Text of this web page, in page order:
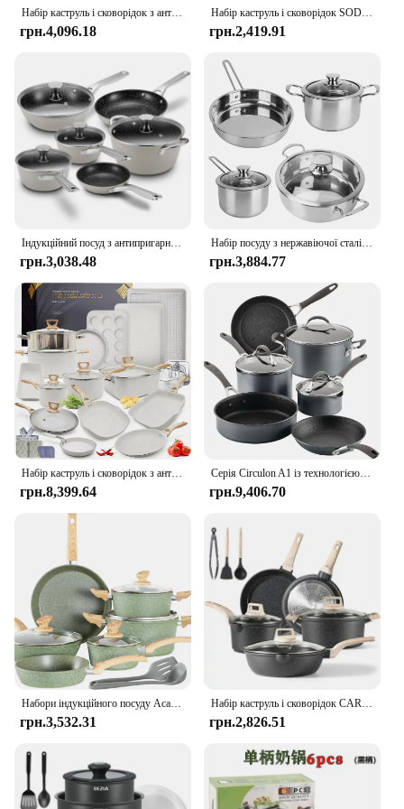
cooking experience.
Набір каструль і сковорідок з антипригарним покриттям - 12-компонентні індукційні набори кухонного посуду, набір сковорідок з синім гранітом 22 x 13 x 9 дюймів
грн.4,096.18
Набір каструль і сковорідок SODAY, 12 предметів, антипригарні набори кухонного посуду, індукційний посуд, антипригарний гранітний набір для приготування їжі
грн.2,419.91
Індукційний посуд з антипригарним покриттям, 10 предметів, набір каструль і сковорідок BEZIA для індукційної варильної поверхні, сумісний зі всіма плити
грн.3,038.48
Набір посуду з нержавіючої сталі. Швидко вирівнюваний нагрів індукційних каструль. Набір сковорідок. Можна мити в посудомийній машині з каструлею 2,7 л. Сковорода 9,17 дюйма.
грн.3,884.77
грн.8,399.64
Серія Circulon A1 із технологією ScratchDefense, антипригарним набором індукційного посуду/каструль і сковорідок, 9 предметів, графіт
грн.9,406.70
грн.3,532.31 грн.2,826.51